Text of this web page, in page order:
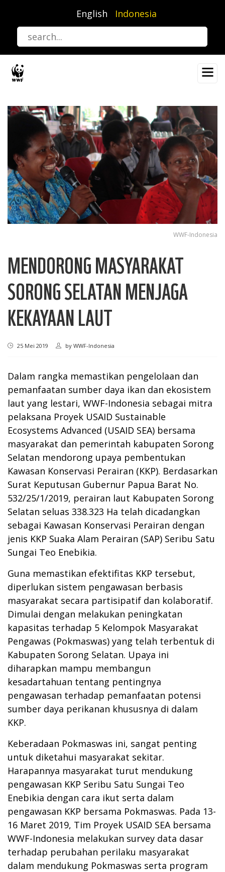
utama
English Indonesia
WWF-Indonesia
MENDORONG MASYARAKAT
SORONG SELATAN MENJAGA
KEKAYAAN LAUT
25 Mei 2019 by WWF-Indonesia
Dalam rangka memastikan pengelolaan dan
pemanfaatan sumber daya ikan dan ekosistem
laut yang lestari, WWF-Indonesia sebagai mitra
pelaksana Proyek USAID Sustainable
Ecosystems Advanced (USAID SEA) bersama
masyarakat dan pemerintah kabupaten Sorong
Selatan mendorong upaya pembentukan
Kawasan Konservasi Perairan (KKP). Berdasarkan
Surat Keputusan Gubernur Papua Barat No.
532/25/1/2019, perairan laut Kabupaten Sorong
Selatan seluas 338.323 Ha telah dicadangkan
sebagai Kawasan Konservasi Perairan dengan
jenis KKP Suaka Alam Perairan (SAP) Seribu Satu
Sungai Teo Enebikia.
Guna memastikan efektifitas KKP tersebut,
diperlukan sistem pengawasan berbasis
masyarakat secara partisipatif dan kolaboratif.
Dimulai dengan melakukan peningkatan
kapasitas terhadap 5 Kelompok Masyarakat
Pengawas (Pokmaswas) yang telah terbentuk di
Kabupaten Sorong Selatan. Upaya ini
diharapkan mampu membangun
kesadartahuan tentang pentingnya
pengawasan terhadap pemanfaatan potensi
sumber daya perikanan khususnya di dalam
KKP.
Keberadaan Pokmaswas ini, sangat penting
untuk diketahui masyarakat sekitar.
Harapannya masyarakat turut mendukung
pengawasan KKP Seribu Satu Sungai Teo
Enebikia dengan cara ikut serta dalam
pengawasan KKP bersama Pokmaswas. Pada 13-
16 Maret 2019, Tim Proyek USAID SEA bersama
WWF-Indonesia melakukan survey data dasar
terhadap perubahan perilaku masyarakat
dalam mendukung Pokmaswas serta program